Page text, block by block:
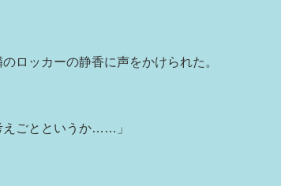
ロッカーの静香に声をかけられた。
えごとというか……」